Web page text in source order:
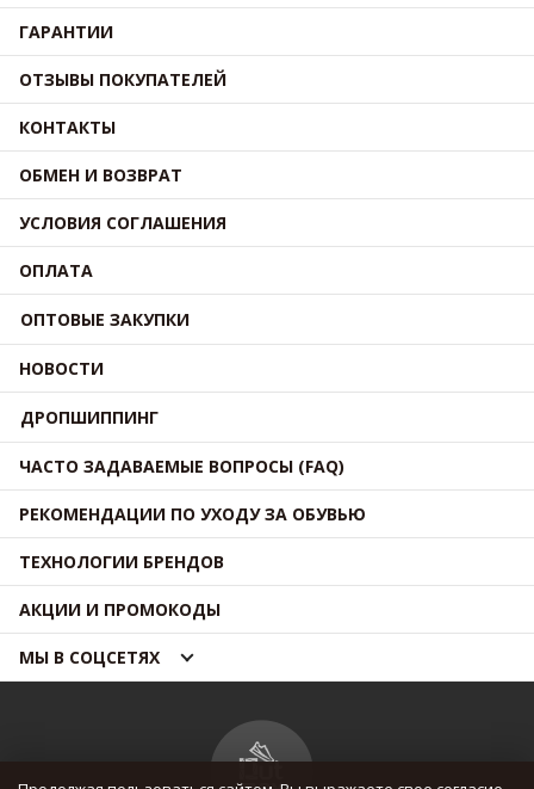
ГАРАНТИИ
ОТЗЫВЫ ПОКУПАТЕЛЕЙ
КОНТАКТЫ
ОБМЕН И ВОЗВРАТ
УСЛОВИЯ СОГЛАШЕНИЯ
ОПЛАТА
ОПТОВЫЕ ЗАКУПКИ
НОВОСТИ
ДРОПШИППИНГ
ЧАСТО ЗАДАВАЕМЫЕ ВОПРОСЫ (FAQ)
РЕКОМЕНДАЦИИ ПО УХОДУ ЗА ОБУВЬЮ
ТЕХНОЛОГИИ БРЕНДОВ
АКЦИИ И ПРОМОКОДЫ
МЫ В СОЦСЕТЯХ